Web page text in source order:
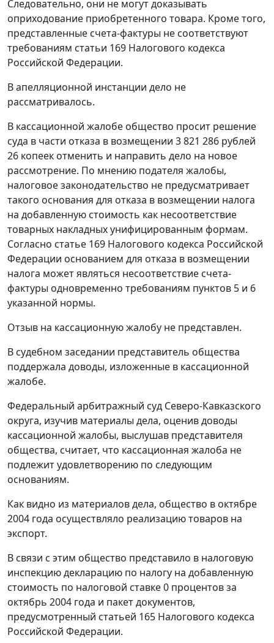
Следовательно, они не могут доказывать
оприходование приобретенного товара. Кроме того,
представленные счета-фактуры не соответствуют
требованиям статьи 169 Налогового кодекса
Российской Федерации.
В апелляционной инстанции дело не
рассматривалось.
В кассационной жалобе общество просит решение
суда в части отказа в возмещении 3 821 286 рублей
26 копеек отменить и направить дело на новое
рассмотрение. По мнению подателя жалобы,
налоговое законодательство не предусматривает
такого основания для отказа в возмещении налога
на добавленную стоимость как несоответствие
товарных накладных унифицированным формам.
Согласно статье 169 Налогового кодекса Российской
Федерации основанием для отказа в возмещении
налога может являться несоответствие счета-
фактуры одновременно требованиям пунктов 5 и 6
указанной нормы.
Отзыв на кассационную жалобу не представлен.
В судебном заседании представитель общества
поддержала доводы, изложенные в кассационной
жалобе.
Федеральный арбитражный суд Северо-Кавказского
округа, изучив материалы дела, оценив доводы
кассационной жалобы, выслушав представителя
общества, считает, что кассационная жалоба не
подлежит удовлетворению по следующим
основаниям.
Как видно из материалов дела, общество в октябре
2004 года осуществляло реализацию товаров на
экспорт.
В связи с этим общество представило в налоговую
инспекцию декларацию по налогу на добавленную
стоимость по налоговой ставке 0 процентов за
октябрь 2004 года и пакет документов,
предусмотренный статьей 165 Налогового кодекса
Российской Федерации.